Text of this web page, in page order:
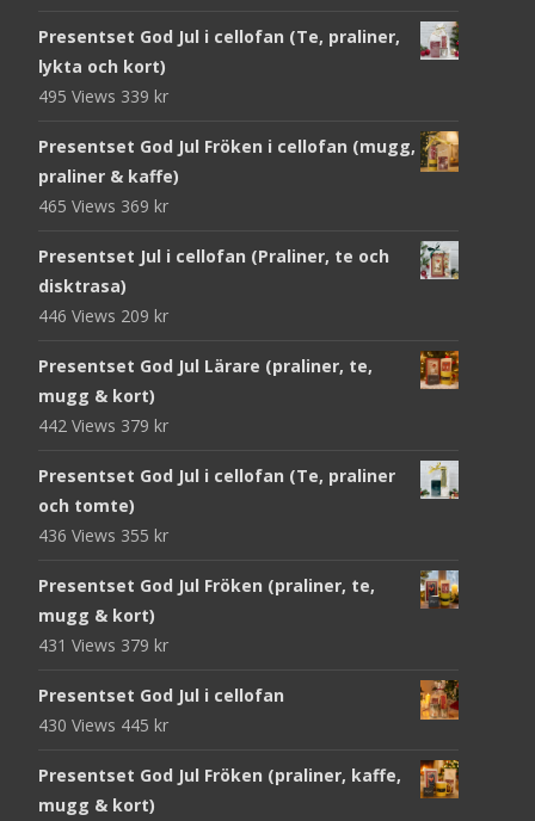
Presentset God Jul i cellofan (Te, praliner,
lykta och kort)
495 Views 339 kr
Presentset God Jul Fröken i cellofan (mugg,
praliner & kaffe)
465 Views 369 kr
Presentset Jul i cellofan (Praliner, te och
disktrasa)
446 Views 209 kr
Presentset God Jul Lärare (praliner, te,
mugg & kort)
442 Views 379 kr
Presentset God Jul i cellofan (Te, praliner
och tomte)
436 Views 355 kr
Presentset God Jul Fröken (praliner, te,
mugg & kort)
431 Views 379 kr
Presentset God Jul i cellofan
430 Views 445 kr
Presentset God Jul Fröken (praliner, kaffe,
mugg & kort)